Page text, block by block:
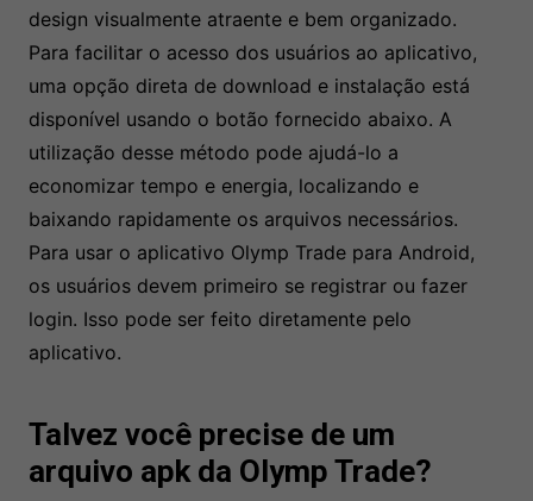
design visualmente atraente e bem organizado.
Para facilitar o acesso dos usuários ao aplicativo,
uma opção direta de download e instalação está
disponível usando o botão fornecido abaixo. A
utilização desse método pode ajudá-lo a
economizar tempo e energia, localizando e
baixando rapidamente os arquivos necessários.
Para usar o aplicativo Olymp Trade para Android,
os usuários devem primeiro se registrar ou fazer
login. Isso pode ser feito diretamente pelo
aplicativo.
Talvez você precise de um
arquivo apk da Olymp Trade?